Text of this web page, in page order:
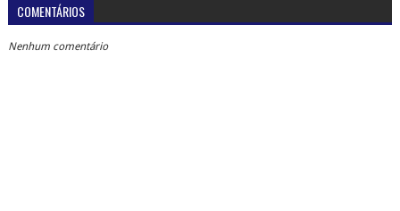
COMENTÁRIOS
Nenhum comentário